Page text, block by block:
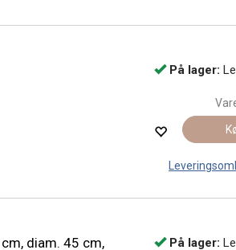
På lager:
diam. 45 cm,
På lager: